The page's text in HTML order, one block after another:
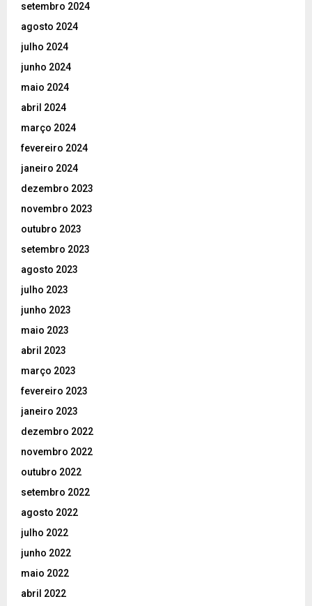
setembro 2024
agosto 2024
julho 2024
junho 2024
maio 2024
abril 2024
março 2024
fevereiro 2024
janeiro 2024
dezembro 2023
novembro 2023
outubro 2023
setembro 2023
agosto 2023
julho 2023
junho 2023
maio 2023
abril 2023
março 2023
fevereiro 2023
janeiro 2023
dezembro 2022
novembro 2022
outubro 2022
setembro 2022
agosto 2022
julho 2022
junho 2022
maio 2022
abril 2022